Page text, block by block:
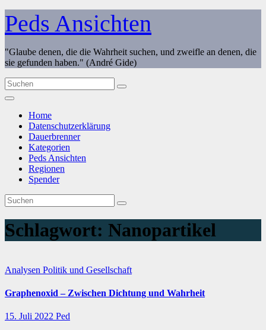
Zum
Inhalt
springen
Peds Ansichten
"Glaube denen, die die Wahrheit suchen, und zweifle an denen, die
sie gefunden haben." (André Gide)
Home
Datenschutzerklärung
Dauerbrenner
Kategorien
Peds Ansichten
Regionen
Spender
Schlagwort: Nanopartikel
Analysen Politik und Gesellschaft
Graphenoxid – Zwischen Dichtung und Wahrheit
15. Juli 2022 Ped